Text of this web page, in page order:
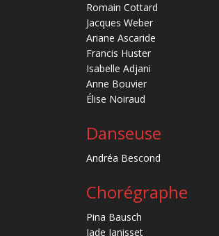
Romain Cottard
Jacques Weber
Ariane Ascaride
Francis Huster
Isabelle Adjani
Anne Bouvier
Élise Noiraud
Danseuse
Andréa Bescond
Chorégraphe
Pina Bausch
Jade Janisset